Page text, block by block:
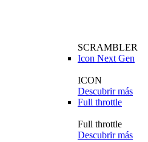
SCRAMBLER
Icon Next Gen
ICON
Descubrir más
Full throttle
Full throttle
Descubrir más